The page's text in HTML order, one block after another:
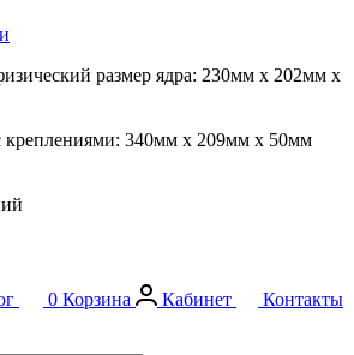
размер ядра: 230мм х 202мм х
креплениями: 340мм х 209мм х 50мм
0 Корзина Кабинет
Контакты